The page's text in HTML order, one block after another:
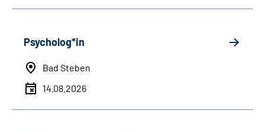
Psycholog*in
Bad Steben
14.08.2026